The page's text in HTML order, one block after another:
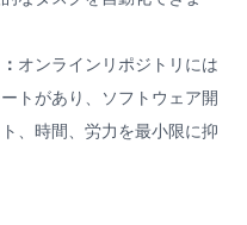
オンラインリポジトリには
トがあり、ソフトウェア開
、時間、労力を最小限に抑